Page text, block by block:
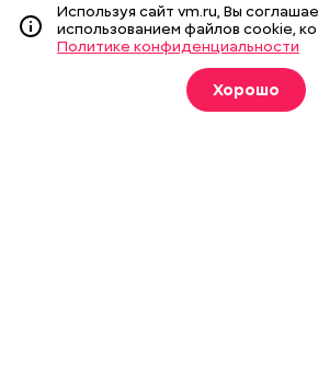
Издание создано при финансовой
средств массовой информации и
На сайте применяются
(информационные технологии
Используя сайт vm.ru, Вы
использованием файлов cookie,
Политике конфиденциальности
Хорошо